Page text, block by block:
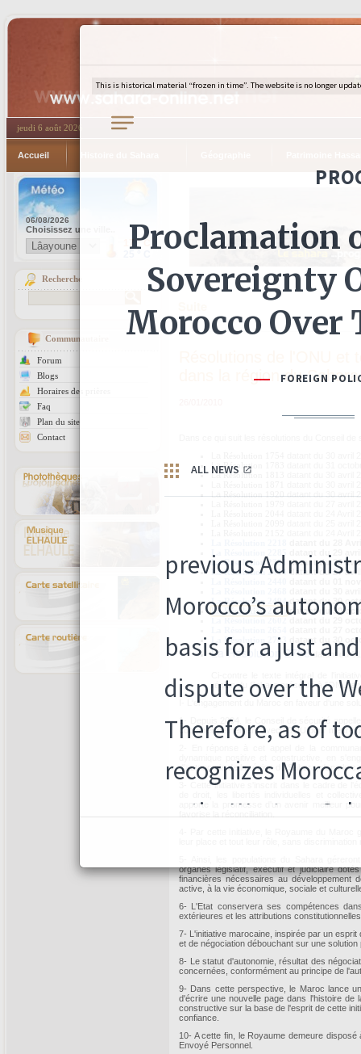
jeudi 6 août 2026
Accueil
Recherche
Communautaire
Forum
Blogs
Horaires des prières
Faq
Plan du site
Contact
dans la région du Sahara
LaRésolution 1783
LaRésolution 1813
LaRésolution 1920datant du 30 avril
La Résolution 2351 datant du 28
La Résolution 2414 datant du 27
La Résolution 2494datant du 30
La Résolution 2548datant du 30
La Résolution 2703 datant du 30
La Résolution 2756datant du
région du Sahara présenté à l'ONU
I- L'engagement du Maroc en faveur d'une
1- Depuis 2004, le Conseil de sécurité
coopérer pleinement avec l'ONU pour mettre
d'autonomie de la région du Sahara, dans le
3- Cette initiative s'inscrit dans le cadre de
apporte la promesse d'un avenir meilleur
organes législatif, exécutif et judiciaire
financières nécessaires au développement
active, à la vie économique, sociale et
6- L'Etat conservera ses compétences
extérieures et les attributions
7- L'initiative marocaine, inspirée par un
et de négociation débouchant sur une
8- Le statut d'autonomie, résultat des
concernées, conformément au principe de
9- Dans cette perspective, le Maroc lance
d'écrire une nouvelle page dans l'histoire
constructive sur la base de l'esprit de cette
confiance.
10- A cette fin, le Royaume demeure
Envoyé Personnel.